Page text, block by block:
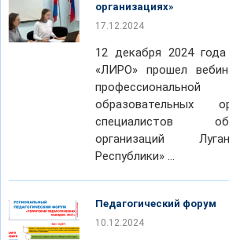
организациях»
17.12.2024
12 декабря 2024
«ЛИРО» прошел
образовательных
специалистов
организаций
Республики» …
Педагогический форум
10.12.2024